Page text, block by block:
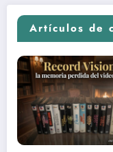
Artículos de